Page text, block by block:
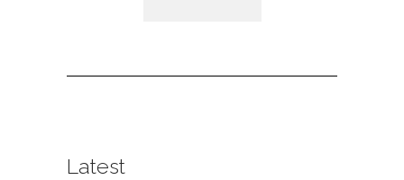
Latest